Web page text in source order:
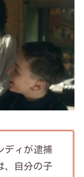
ディが逮捕
、自分の子